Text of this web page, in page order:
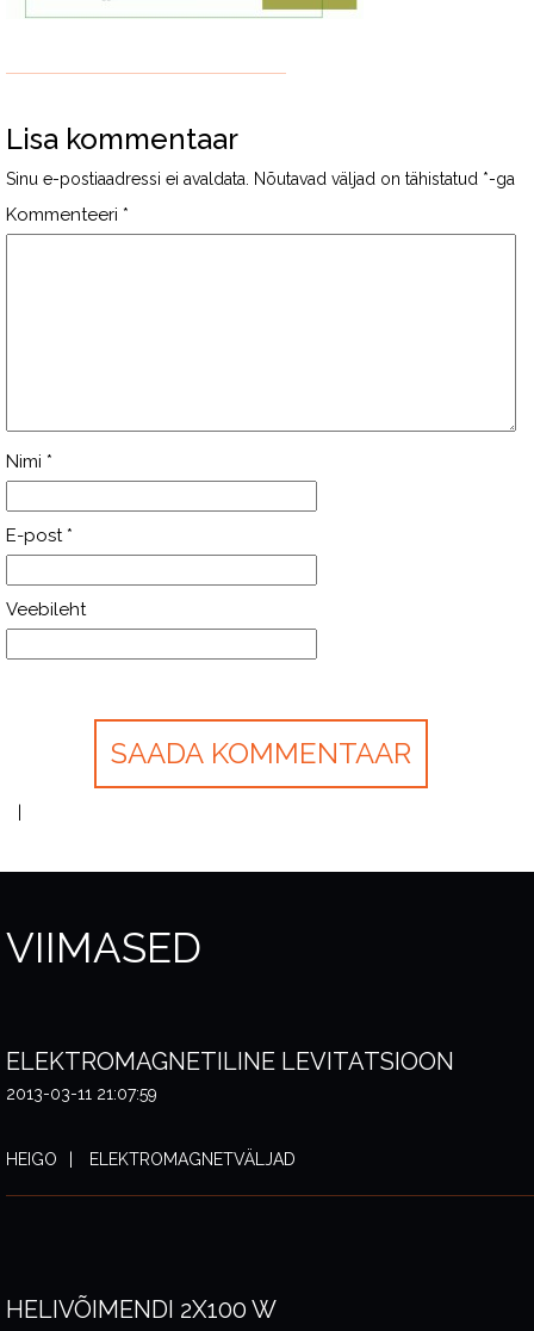
Lisa kommentaar
Sinu e-postiaadressi ei avaldata. Nõutavad väljad on tähistatud *-ga
Kommenteeri *
Nimi *
E-post *
Veebileht
VIIMASED
ELEKTROMAGNETILINE LEVITATSIOON
2013-03-11 21:07:59
HEIGO ELEKTROMAGNETVÄLJAD
HELIVÕIMENDI 2X100 W